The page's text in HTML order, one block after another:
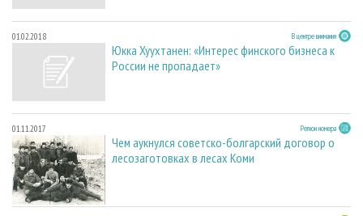
01.02.2018 В центре внимания
Юкка Хуухтанен: «Интерес финского бизнеса к
России не пропадает»
01.11.2017 Регион номера
Чем аукнулся советско-болгарский договор о
лесозаготовках в лесах Коми